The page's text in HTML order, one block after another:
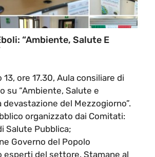
“Ambiente, Salute E
13, ore 17.30, Aula consiliare di
su “Ambiente, Salute e
devastazione del Mezzogiorno”.
organizzato dai Comitati:
Salute Pubblica;
Governo del Popolo
esperti del settore. Stamane al